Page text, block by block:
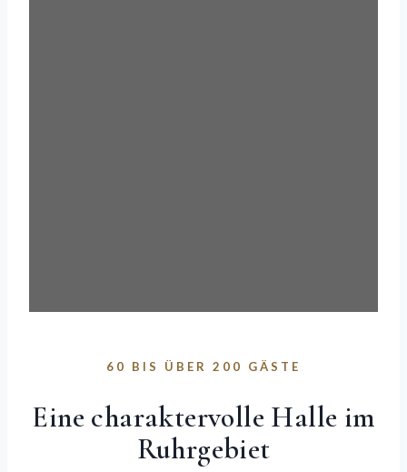
60 BIS ÜBER 200 GÄSTE
Eine charaktervolle Halle im
Ruhrgebiet